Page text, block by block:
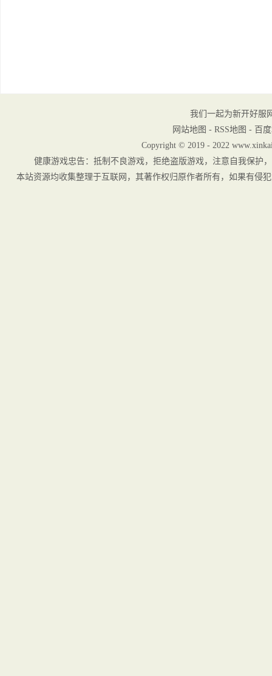
我们一起为新开好服
网站地图 - RSS地图 - 百
Copyright © 2019 - 2022
健康游戏忠告：抵制不良游戏，拒绝盗版游戏，注意自我保护
本站资源均收集整理于互联网，其著作权归原作者所有，如果有侵